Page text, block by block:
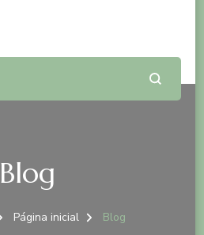
Blog
Página inicial Blog